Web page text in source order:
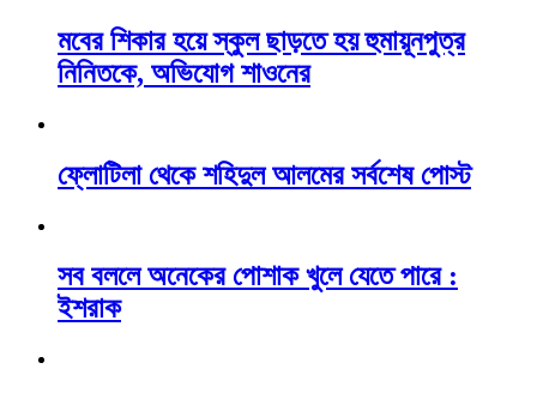
মবের শিকার হয়ে স্কুল ছাড়তে হয় হুমায়ূনপুত্র
নিনিতকে, অভিযোগ শাওনের
ফ্লোটিলা থেকে শহিদুল আলমের সর্বশেষ পোস্ট
সব বললে অনেকের পোশাক খুলে যেতে পারে :
ইশরাক